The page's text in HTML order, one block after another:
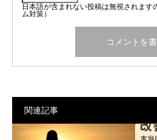
日本語が含まれない投稿は無視されます
ム対策）
関連記事